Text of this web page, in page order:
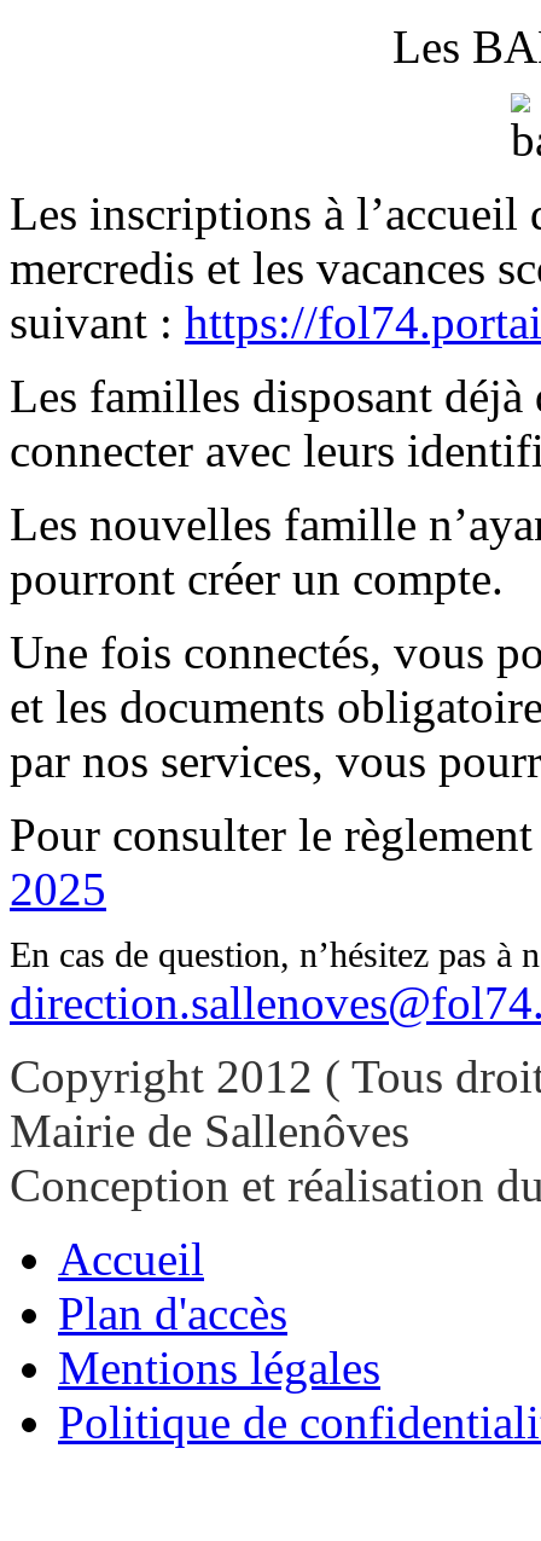
Les
Les inscriptions à l’accueil
mercredis et les vacances
suivant : https://
Les familles disposant déjà
connecter avec leurs
Les nouvelles famille
pourront créer un compte.
Une fois connectés, vous
et les documents
par nos services, vous
Pour consulter le
2025
En cas de question, n’hésitez pas à
Copyright 2012 ( Tous
Mairie de Sallenôves
Conception et réalisation
Accueil
Plan d'accès
Mentions légales
Politique de